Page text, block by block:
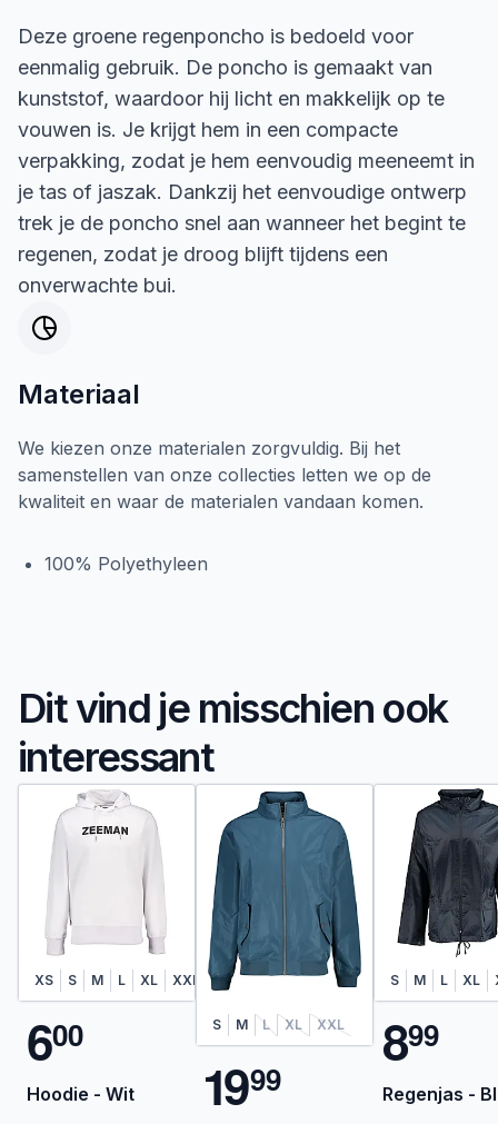
Deze groene regenponcho is bedoeld voor
eenmalig gebruik. De poncho is gemaakt van
kunststof, waardoor hij licht en makkelijk op te
vouwen is. Je krijgt hem in een compacte
verpakking, zodat je hem eenvoudig meeneemt in
je tas of jaszak. Dankzij het eenvoudige ontwerp
trek je de poncho snel aan wanneer het begint te
regenen, zodat je droog blijft tijdens een
onverwachte bui.
Materiaal
We kiezen onze materialen zorgvuldig. Bij het
samenstellen van onze collecties letten we op de
kwaliteit en waar de materialen vandaan komen.
100% Polyethyleen
Dit vind je misschien ook
interessant
XS S M L XL XXL
600
Hoodie - Wit
S M L XL XXL
1999
S M L XL
899
Regenjas -